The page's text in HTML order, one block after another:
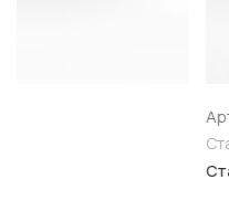
Стальные панельные
Стальной радиатор